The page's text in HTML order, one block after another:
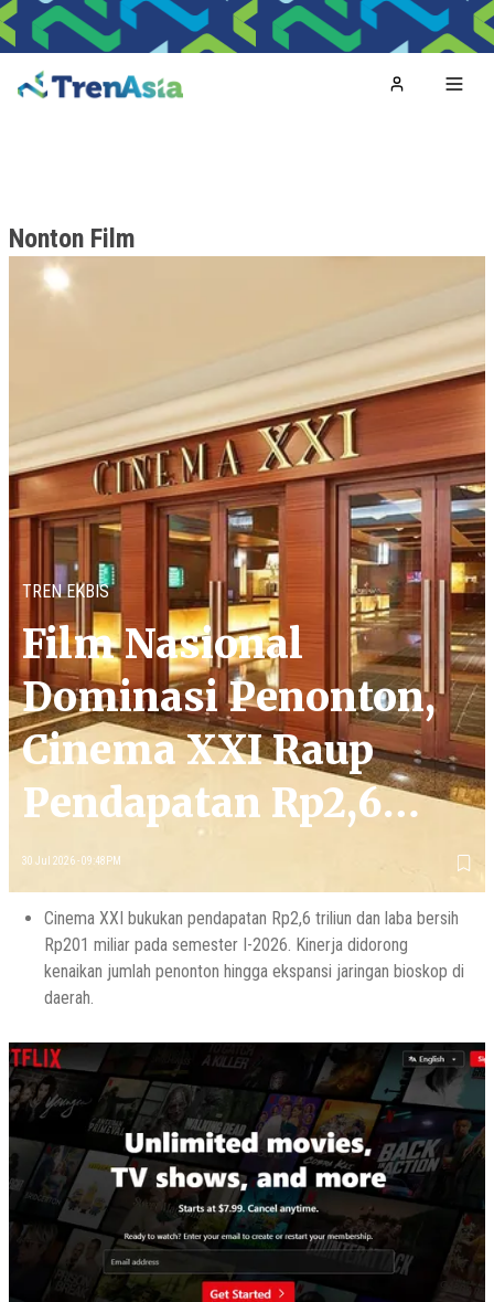
Home
Nonton Film
TREN EKBIS
Film Nasional
Dominasi Penonton,
Cinema XXI Raup
Pendapatan Rp2,6
Triliun
30 Jul 2026 - 09:48PM
Cinema XXI bukukan pendapatan Rp2,6 triliun dan laba bersih
Rp201 miliar pada semester I-2026. Kinerja didorong
kenaikan jumlah penonton hingga ekspansi jaringan bioskop di
daerah.